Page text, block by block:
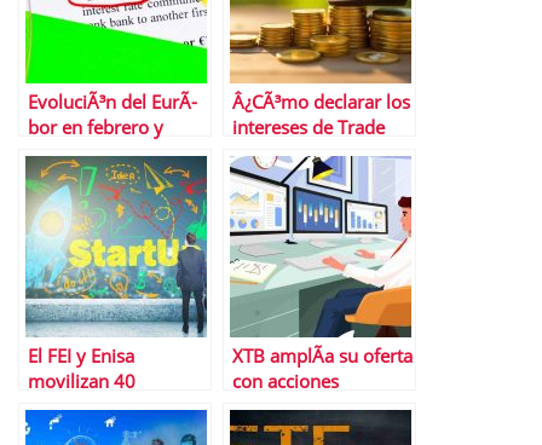
EvoluciÃ³n del EurÃ­
bor en febrero y
perspectivas para
marzo
Â¿CÃ³mo declarar los
intereses de Trade
Republic en la renta?
El FEI y Enisa
movilizan 40
millones de euros
para impulsar
XTB amplÃ­a su oferta
con acciones
fraccionadas y
anÃ¡lisis de mercado